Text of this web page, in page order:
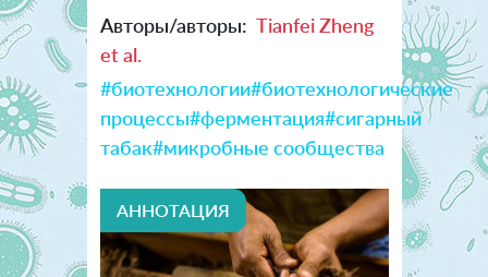
Авторы/авторы: Tianfei Zheng
et al.
#биотехнологии#биотехнологические
процессы#ферментация#сигарный
табак#микробные сообщества
АННОТАЦИЯ